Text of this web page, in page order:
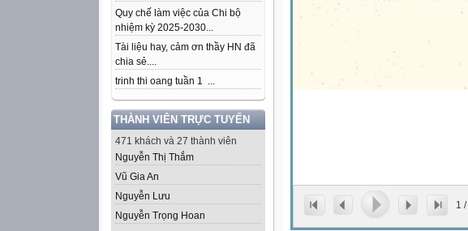
Quy chế làm việc của Chi bộ
nhiệm kỳ 2025-2030...
Tài liệu hay, cảm ơn thầy HN đã
chia sẻ....
trinh thi oang tuần 1 ...
THÀNH VIÊN TRỰC TUYẾN
471 khách và 27 thành viên
Nguyễn Thị Thắm
Vũ Gia An
Nguyễn Lưu
Nguyễn Trọng Hoan
1 /